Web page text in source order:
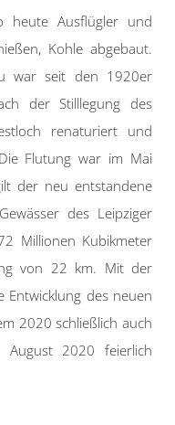
Ausflügler und
Kohle abgebaut.
war seit den 1920er
der Stilllegung des
renaturiert und
Flutung war im Mai
der neu entstandene
des Leipziger
Millionen Kubikmeter
von 22 km. Mit der
Entwicklung des neuen
2020 schließlich auch
2020 feierlich